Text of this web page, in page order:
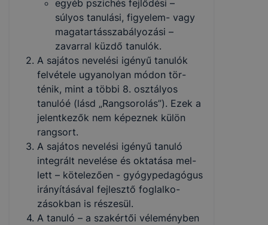
egyéb pszichés fejlődési –
súlyos tanulási, figyelem- vagy
magatartás­szabályozási –
zavarral küzdő tanulók.
A sajátos nevelési igényű tanulók
felvétele ugyanolyan módon tör­
ténik, mint a többi 8. osztályos
tanulóé (lásd „Rangsorolás”). Ezek a
jelentkezők nem képeznek külön
rangsort.
A sajátos nevelési igényű tanuló
integrált nevelése és oktatása mel­
lett – kötelezően - gyógypedagógus
irányításával fejlesztő foglalko­
zásokban is részesül.
A tanuló – a szakértői véleményben